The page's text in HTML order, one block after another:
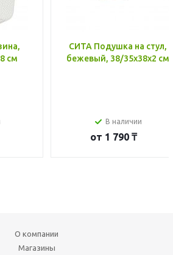
см
СИТА Подушка на стул,
бежевый, 38/35x38x2 см
В наличии
от 1 790 ₸
О компании
Магазины